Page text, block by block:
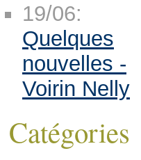
19/06:
Quelques
nouvelles -
Voirin Nelly
Catégories